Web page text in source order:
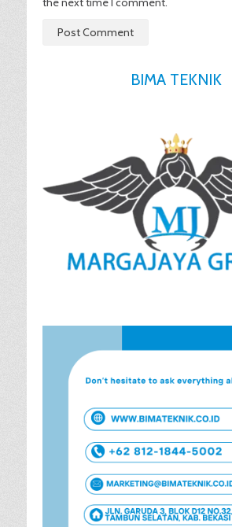
BIMA TEKNIK